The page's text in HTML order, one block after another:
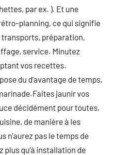
par ex. ). Et une
planning, ce qui signifie
préparation,
service. Minutez
vos recettes.
du d’avantage de temps,
jaunir vos
décidément pour toutes,
de manière à les
n’aurez pas le temps de
plus qu’à installation de